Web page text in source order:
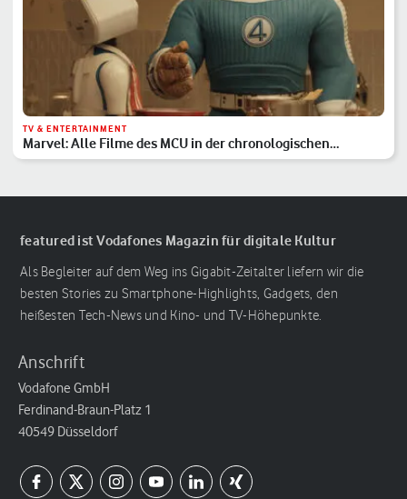
TV & ENTERTAINMENT
Marvel: Alle Filme des MCU in der chronologischen
Reihenfolge
featured ist Vodafones Magazin für digitale Kultur
Als Begleiter auf dem Weg ins Gigabit-Zeitalter liefern wir die
besten Stories zu Smartphone-Highlights, Gadgets, den
heißesten Tech-News und Kino- und TV-Höhepunkte.
Anschrift
Vodafone GmbH
Ferdinand-Braun-Platz 1
40549 Düsseldorf